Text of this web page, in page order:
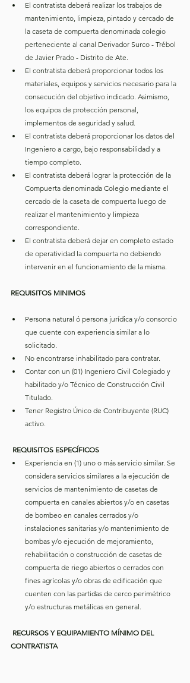
El contratista deberá realizar los trabajos de
mantenimiento, limpieza, pintado y cercado de
la caseta de compuerta denominada colegio
perteneciente al canal Derivador Surco - Trébol
de Javier Prado - Distrito de Ate.
El contratista deberá proporcionar todos los
materiales, equipos y servicios necesario para la
consecución del objetivo indicado. Asimismo,
los equipos de protección personal,
implementos de seguridad y salud.
El contratista deberá proporcionar los datos del
Ingeniero a cargo, bajo responsabilidad y a
tiempo completo.
El contratista deberá lograr la protección de la
Compuerta denominada Colegio mediante el
cercado de la caseta de compuerta luego de
realizar el mantenimiento y limpieza
correspondiente.
El contratista deberá dejar en completo estado
de operatividad la compuerta no debiendo
intervenir en el funcionamiento de la misma.
REQUISITOS MINIMOS
Persona natural ó persona jurídica y/o consorcio
que cuente con experiencia similar a lo
solicitado.
No encontrarse inhabilitado para contratar.
Contar con un (01) Ingeniero Civil Colegiado y
habilitado y/o Técnico de Construcción Civil
Titulado.
Tener Registro Único de Contribuyente (RUC)
activo.
REQUISITOS ESPECÍFICOS
Experiencia en (1) uno o más servicio similar. Se
considera servicios similares a la ejecución de
servicios de mantenimiento de casetas de
compuerta en canales abiertos y/o en casetas
de bombeo en canales cerrados y/o
instalaciones sanitarias y/o mantenimiento de
bombas y/o ejecución de mejoramiento,
rehabilitación o construcción de casetas de
compuerta de riego abiertos o cerrados con
fines agrícolas y/o obras de edificación que
cuenten con las partidas de cerco perimétrico
y/o estructuras metálicas en general.
RECURSOS Y EQUIPAMIENTO MÍNIMO DEL
CONTRATISTA